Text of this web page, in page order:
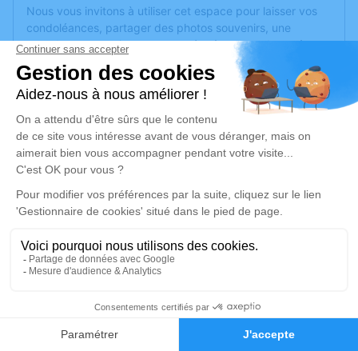
Faire-part Hommages
Nous vous invitons à utiliser cet espace pour laisser vos
condoléances, partager des photos souvenirs, une
anecdote ou exprimer vos pensées à travers des poèmes
ou des textes. Cet endroit est un lieu d'expression dédié à
honorer la mémoire de Nadine KLUCZYNSKI.
Un service de plantation d’arbre hommage estdisponible
vendredi 15 décembre 2023 à 14h30
Eglise Saint Laurent 9 rue Tanneries
69210 Lentilly
Je rends hommage